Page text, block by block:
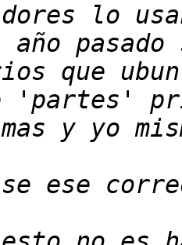
año
'partes'
ese